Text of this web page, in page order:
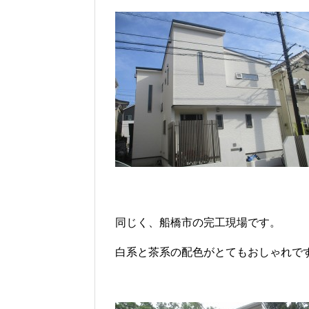
同じく、船橋市の完工現場です。
白系と茶系の配色がとてもおしゃれで